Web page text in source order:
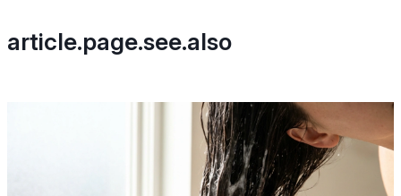
article.page.see.also